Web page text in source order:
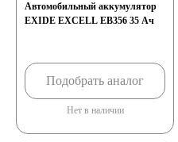
аккумуляторы
Автомобильный аккумулятор
EXIDE EXCELL EB356 35 Ач
Подобрать аналог
Нет в наличии